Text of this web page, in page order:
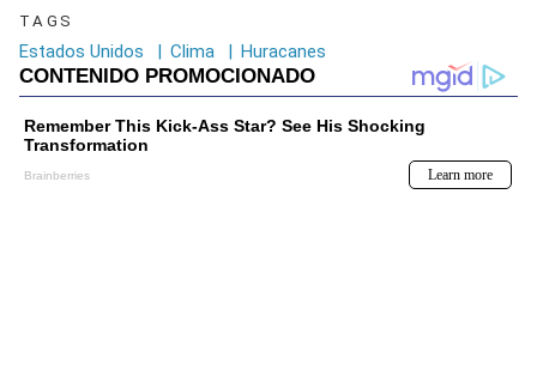
TAGS
Estados Unidos | Clima | Huracanes